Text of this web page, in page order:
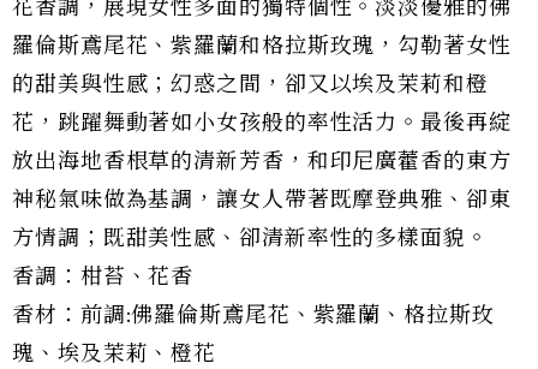
花香調，展現女性多面的獨特個性。淡淡優雅的佛
羅倫斯鳶尾花、紫羅蘭和格拉斯玫瑰，勾勒著女性
的甜美與性感；幻惑之間，卻又以埃及茉莉和橙
花，跳躍舞動著如小女孩般的率性活力。最後再綻
放出海地香根草的清新芳香，和印尼廣藿香的東方
神秘氣味做為基調，讓女人帶著既摩登典雅、卻東
方情調；既甜美性感、卻清新率性的多樣面貌。
香調：柑苔、花香
香材：前調:佛羅倫斯鳶尾花、紫羅蘭、格拉斯玫
瑰、埃及茉莉、橙花